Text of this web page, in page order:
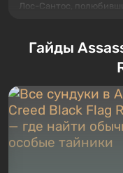
Лос-Сантос,
сразу трех
Тревора и Франклина,
Жанр и...
Гайды